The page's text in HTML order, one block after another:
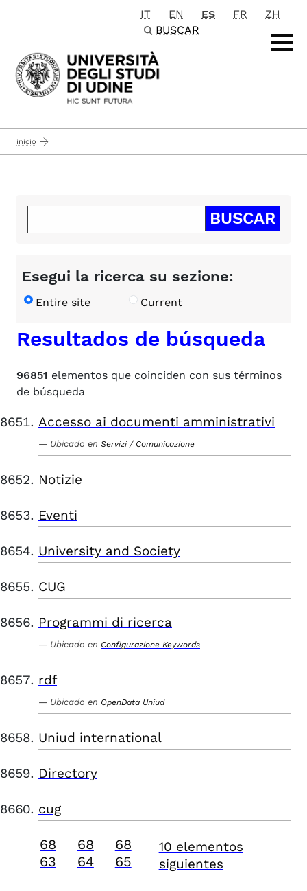
Passa al contenuto principale
IT EN ES FR
ZH
BUSCAR
inicio
Esegui la ricerca su sezione:
Entire site Current
Resultados de búsqueda
96851 elementos que coinciden con sus términos
de búsqueda
Accesso ai documenti amministrativi
Ubicado en Servizi / Comunicazione
Notizie
Eventi
University and Society
CUG
Programmi di ricerca
Ubicado en Configurazione Keywords
rdf
Ubicado en OpenData Uniud
Uniud international
Directory
cug
68
63
68
64
68
65
10 elementos
siguientes